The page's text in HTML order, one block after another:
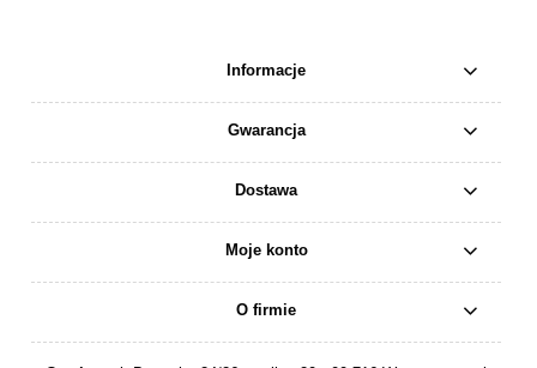
Informacje
Gwarancja
Dostawa
Moje konto
O firmie